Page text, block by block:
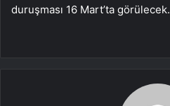
duruşması 16 Mart’ta görülecek.